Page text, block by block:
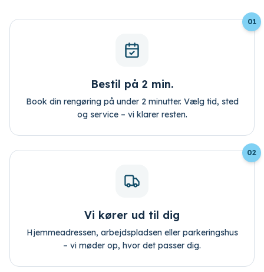
01
Bestil på 2 min.
Book din rengøring på under 2 minutter. Vælg tid, sted
og service – vi klarer resten.
02
Vi kører ud til dig
Hjemmeadressen, arbejdspladsen eller parkeringshus
– vi møder op, hvor det passer dig.